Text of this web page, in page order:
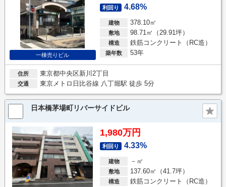
一棟売りビル
利回り 4.68%
建物 378.10㎡
敷地 98.71㎡（29.91坪）
構造 鉄筋コンクリート（RC造）
築年数 53年
住所 東京都中央区新川2丁目
交通 東京メトロ日比谷線 八丁堀駅 徒歩 5分
日本橋茅場町リバーサイドビル
1,980万円
利回り 4.33%
建物 －㎡
敷地 137.60㎡（41.7坪）
構造 鉄筋コンクリート（RC造）